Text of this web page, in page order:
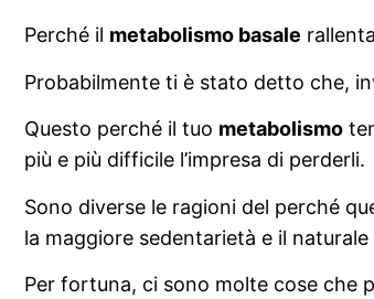
Perché il metabolismo basale
Probabilmente ti è stato detto che,
Questo perché il tuo metabolismo
più e più difficile l’impresa di perderli.
Sono diverse le ragioni del perché
la maggiore sedentarietà e il
Per fortuna, ci sono molte cose che